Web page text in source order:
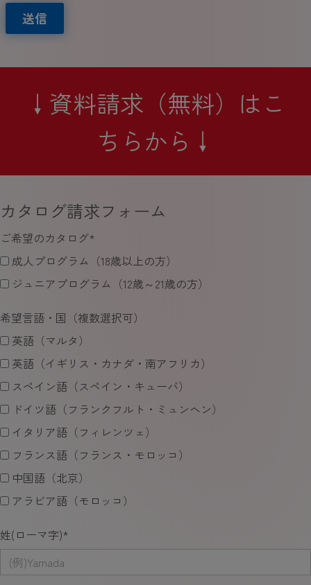
送信
↓資料請求（無料）はこ
ちらから↓
カタログ請求フォーム
ご希望のカタログ*
成人プログラム（18歳以上の方）
ジュニアプログラム（12歳～21歳の方）
希望言語・国（複数選択可）
英語（マルタ）
英語（イギリス・カナダ・南アフリカ）
スペイン語（スペイン・キューバ）
ドイツ語（フランクフルト・ミュンヘン）
イタリア語（フィレンツェ）
フランス語（フランス・モロッコ）
中国語（北京）
アラビア語（モロッコ）
姓(ローマ字)*